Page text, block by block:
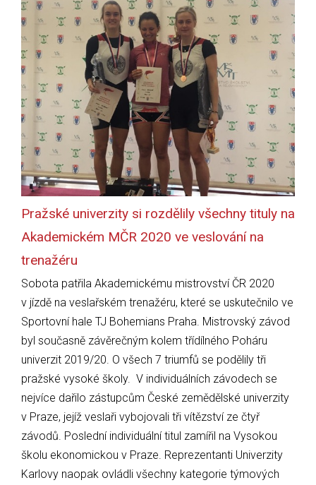
Pražské univerzity si rozdělily všechny tituly na
Akademickém MČR 2020 ve veslování na
trenažéru
Sobota patřila Akademickému mistrovství ČR 2020
v jízdě na veslařském trenažéru, které se uskutečnilo ve
Sportovní hale TJ Bohemians Praha. Mistrovský závod
byl současně závěrečným kolem třídílného Poháru
univerzit 2019/20. O všech 7 triumfů se podělily tři
pražské vysoké školy. V individuálních závodech se
nejvíce dařilo zástupcům České zemědělské univerzity
v Praze, jejíž veslaři vybojovali tři vítězství ze čtyř
závodů. Poslední individuální titul zamířil na Vysokou
školu ekonomickou v Praze. Reprezentanti Univerzity
Karlovy naopak ovládli všechny kategorie týmových